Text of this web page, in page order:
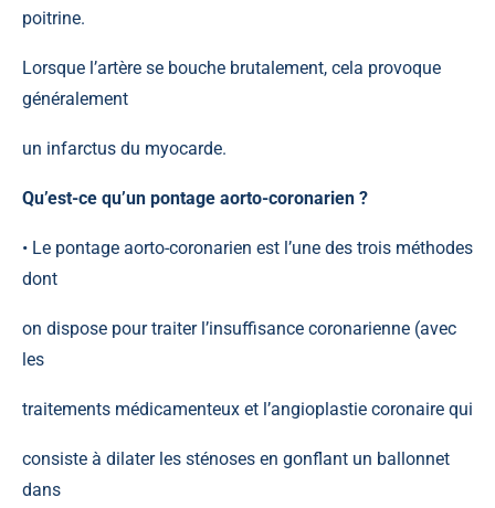
poitrine.
Lorsque l’artère se bouche brutalement, cela provoque
généralement
un infarctus du myocarde.
Qu’est-ce qu’un pontage aorto-coronarien ?
• Le pontage aorto-coronarien est l’une des trois méthodes
dont
on dispose pour traiter l’insuffisance coronarienne (avec
les
traitements médicamenteux et l’angioplastie coronaire qui
consiste à dilater les sténoses en gonflant un ballonnet
dans